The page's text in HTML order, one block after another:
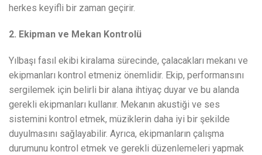
herkes keyifli bir zaman geçirir.
2. Ekipman ve Mekan Kontrolü
Yılbaşı fasıl ekibi kiralama sürecinde, çalacakları mekanı ve
ekipmanları kontrol etmeniz önemlidir. Ekip, performansını
sergilemek için belirli bir alana ihtiyaç duyar ve bu alanda
gerekli ekipmanları kullanır. Mekanın akustiği ve ses
sistemini kontrol etmek, müziklerin daha iyi bir şekilde
duyulmasını sağlayabilir. Ayrıca, ekipmanların çalışma
durumunu kontrol etmek ve gerekli düzenlemeleri yapmak